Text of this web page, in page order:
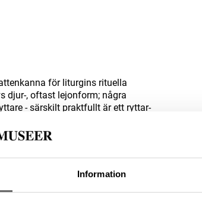
Information
för liturgins rituella
djur-, oftast lejonform; några
- särskilt praktfullt är ett ryttar-
74B225BDBD5A